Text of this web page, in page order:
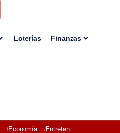
Loterías Finanzas
Economía Entretenimiento